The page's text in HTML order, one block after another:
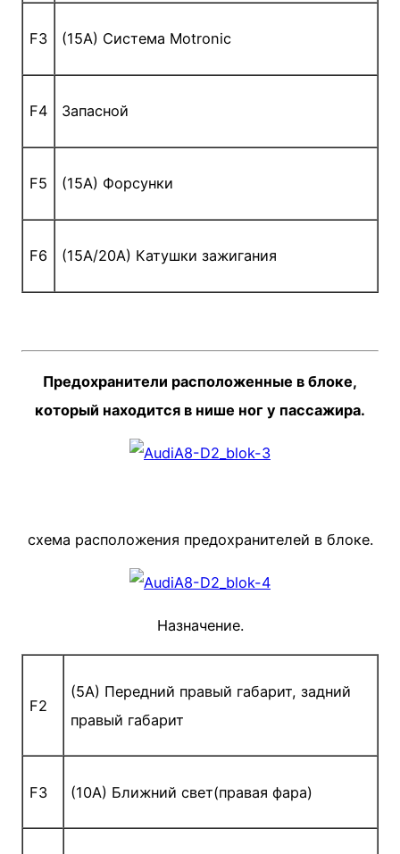
F3 (15A) Система Motronic
F4 Запасной
F5 (15A) Форсунки
F6 (15A/20A) Катушки зажигания
Предохранители расположенные в блоке,
который находится в нише ног у пассажира.
схема расположения предохранителей в блоке.
Назначение.
F2
(5A) Передний правый габарит, задний
правый габарит
F3 (10A) Ближний свет(правая фара)